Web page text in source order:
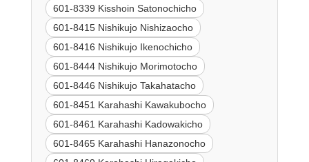
601-8339 Kisshoin Satonochicho
601-8415 Nishikujo Nishizaocho
601-8416 Nishikujo Ikenochicho
601-8444 Nishikujo Morimotocho
601-8446 Nishikujo Takahatacho
601-8451 Karahashi Kawakubocho
601-8461 Karahashi Kadowakicho
601-8465 Karahashi Hanazonocho